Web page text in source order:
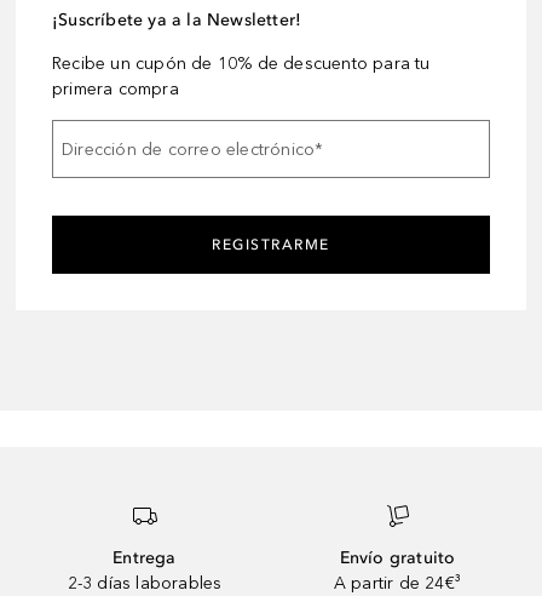
¡Suscríbete ya a la Newsletter!
Recibe un cupón de 10% de descuento para tu
primera compra
Dirección de correo electrónico*
REGISTRARME
Entrega
2-3 días laborables
Envío gratuito
A partir de 24€³